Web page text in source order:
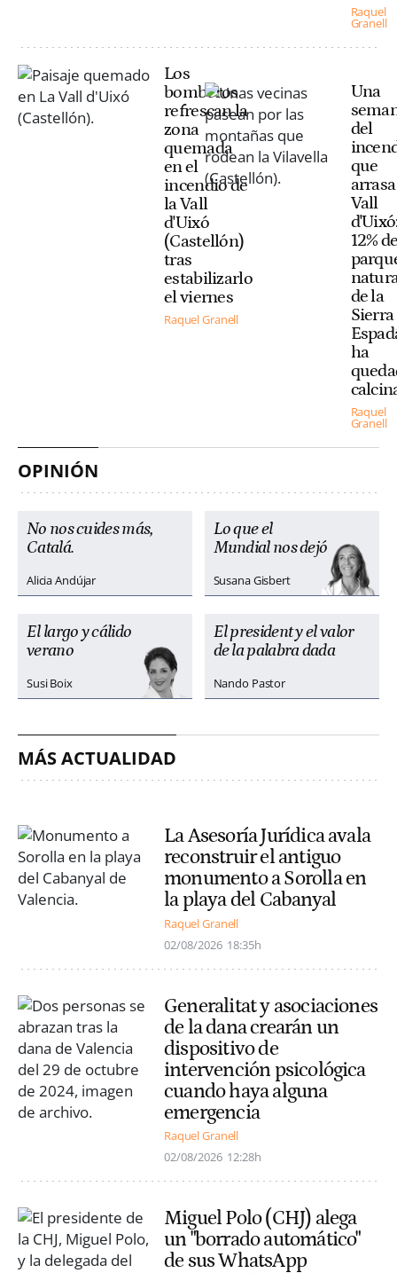
Raquel
Granell
Los
bomberos
refrescan la
zona
quemada
en el
incendio de
la Vall
d'Uixó
(Castellón)
tras
estabilizarlo
el viernes
Raquel Granell
Una
del
que
Vall
12%
de la
Sierra
ha
Raquel
Granell
OPINIÓN
No nos cuides más,
Catalá.
Alicia Andújar
Lo que el
Mundial nos dejó
Susana Gisbert
El largo y cálido
verano
Susi Boix
El president y el valor
de la palabra dada
Nando Pastor
MÁS ACTUALIDAD
La Asesoría Jurídica avala
reconstruir el antiguo
monumento a Sorolla en
la playa del Cabanyal
Raquel Granell
02/08/2026 18:35h
Generalitat y asociaciones
de la dana crearán un
dispositivo de
intervención psicológica
cuando haya alguna
emergencia
Raquel Granell
02/08/2026 12:28h
Miguel Polo (CHJ) alega
un "borrado automático"
de sus WhatsApp